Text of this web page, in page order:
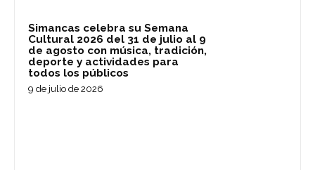
Simancas celebra su Semana
Cultural 2026 del 31 de julio al 9
de agosto con música, tradición,
deporte y actividades para
todos los públicos
9 de julio de 2026